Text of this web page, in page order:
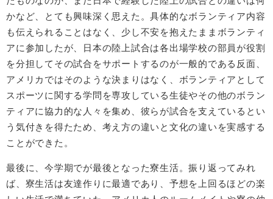
かなど、とても興味深く思えた。具体的なボランティア内容
も伝えられることはなく、少し不安を抱えたままボランティ
アに参加したが、日本の陸上試合は各出場学校の部員が役割
を分担してその試合をサポートするのが一般的である反面、
アメリカではそのような決まりはなく、ボランティアとして
スポーツに関する学問を専攻している生徒やその他のボラン
ティアに協力的な人々を集め、彼らが試合を支えているとい
う気付きを得たため、考え方の違いと文化の違いを実感する
ことができた。
最後に、今学期でが最後となった寮生活。振り返ってみれ
ば、寮生活は友達作りに最適であり、予想を上回るほどの楽